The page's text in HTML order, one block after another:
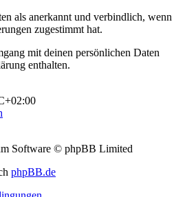
als anerkannt und verbindlich, wenn
zugestimmt hat.
mit deinen persönlichen Daten
enthalten.
Software © phpBB Limited
phpBB.de